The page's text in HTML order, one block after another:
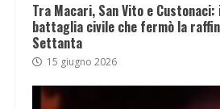
Tra Macari, San Vito e
battaglia civile che fermò la
Settanta
15 giugno 2026